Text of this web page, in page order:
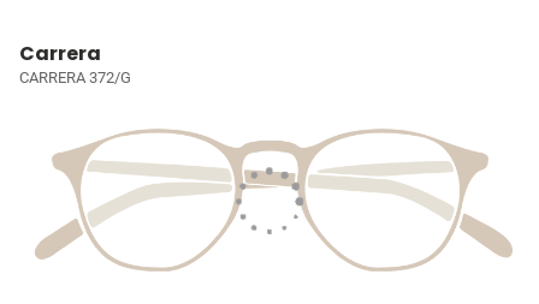
Carrera
CARRERA 372/G